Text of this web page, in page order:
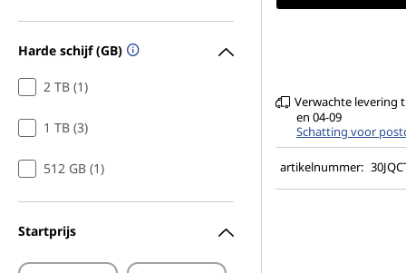
Harde schijf (GB)
2 TB (1)
1 TB (3)
512 GB (1)
Startprijs
Verwachte levering
en 04-09
Schatting voor
artikelnummer: